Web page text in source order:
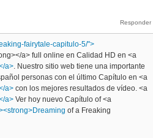
fairytale-capitulo-5/">
a> full online en Calidad HD en <a
a> . Nuestro sitio web tiene una importante
personas con el último Capítulo en <a
a> con los mejores resultados de vídeo. <a
a> Ver hoy nuevo Capítulo of <a
of a Freaking